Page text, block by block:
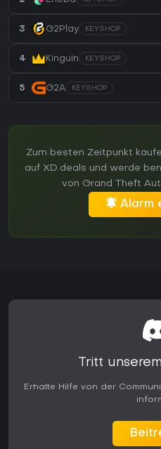
3 G2Play KEYSHOP
4 Kinguin KEYSHOP
5 G2A KEYSHOP
Zum besten Zeitpunkt
auf XD.deals und werde
von Grand Theft
Alarm
Tritt
Erhalte Hilfe von der